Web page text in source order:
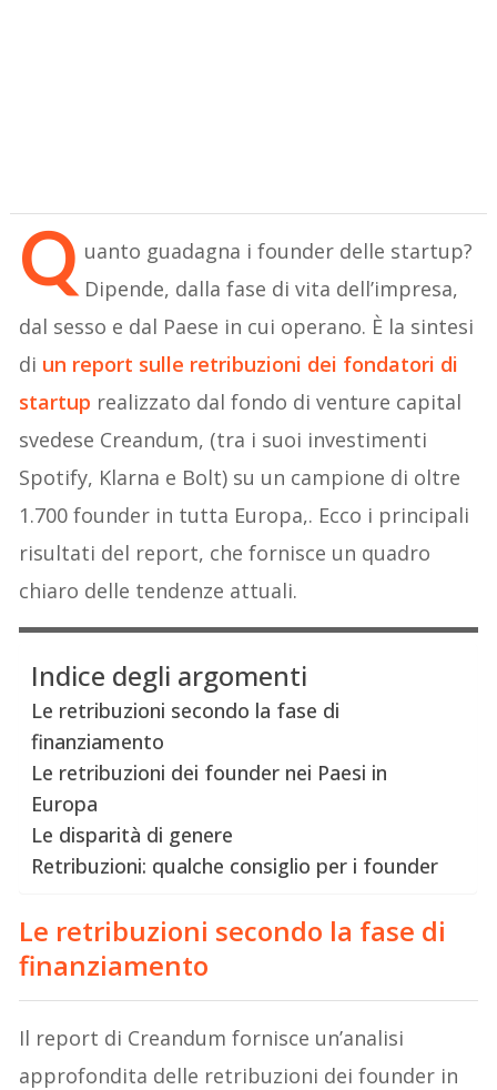
Q uanto guadagna i founder delle startup?
Dipende, dalla fase di vita dell’impresa,
dal sesso e dal Paese in cui operano. È la sintesi
di un report sulle retribuzioni dei fondatori di
startup realizzato dal fondo di venture capital
svedese Creandum, (tra i suoi investimenti
Spotify, Klarna e Bolt) su un campione di oltre
1.700 founder in tutta Europa,. Ecco i principali
risultati del report, che fornisce un quadro
chiaro delle tendenze attuali.
Indice degli argomenti
Le retribuzioni secondo la fase di
finanziamento
Le retribuzioni dei founder nei Paesi in
Europa
Le disparità di genere
Retribuzioni: qualche consiglio per i founder
Le retribuzioni secondo la fase di
finanziamento
Il report di Creandum fornisce un’analisi
approfondita delle retribuzioni dei founder in